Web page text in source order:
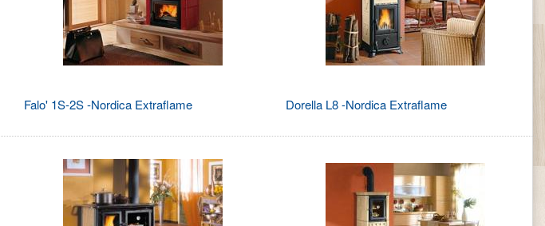
Falo' 1S-2S -Nordica Extraflame Dorella L8 -Nordica Extraflame